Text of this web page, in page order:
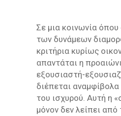
Σε μια κοινωνία όπου
των δυνάμεων
κριτήρια κυρίως
απαντάται η
εξουσιαστή-
διέπεται
του ισχυρού. Αυτή η
μόνον δεν λείπει από